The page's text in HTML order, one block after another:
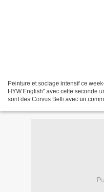
Peinture et soclage intensif ce
HYW English" avec cette seconde
sont des Corvus Belli avec un